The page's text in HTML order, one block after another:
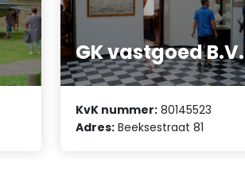
GK vastgoed B.V.
KvK nummer: 80145523
Adres: Beeksestraat 81